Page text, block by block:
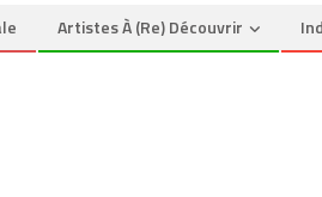
Artistes À (re) Découvrir